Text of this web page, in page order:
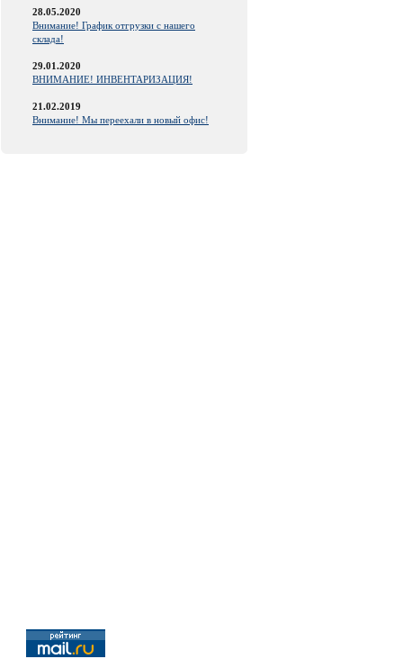
28.05.2020
Внимание! График отгрузки с нашего
склада!
29.01.2020
ВНИМАНИЕ! ИНВЕНТАРИЗАЦИЯ!
21.02.2019
Внимание! Мы переехали в новый офис!